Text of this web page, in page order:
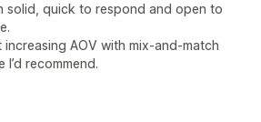
solid, quick to respond and open to
increasing AOV with mix-and-match
I’d recommend.